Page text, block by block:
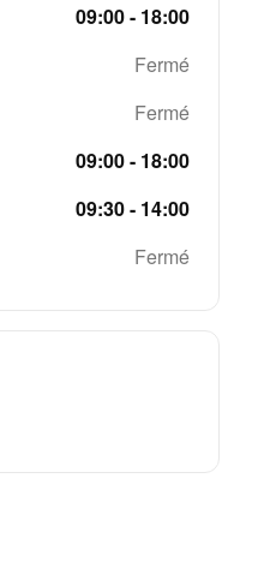
09:00 - 18:00
Fermé
Fermé
09:00 - 18:00
09:30 - 14:00
Fermé